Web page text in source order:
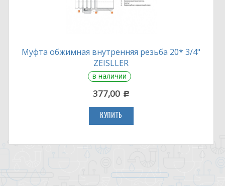
Муфта обжимная внутренняя резьба 20* 3/4"
ZEISLLER
в наличии
377,00 c
КУПИТЬ